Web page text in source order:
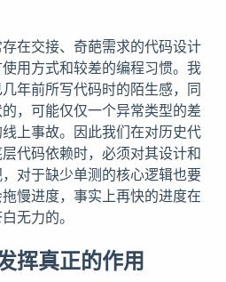
在交接、奇葩需求的代码设计
用方式和较差的编程习惯。我
年前所写代码时的陌生感，同
，可能仅仅一个异常类型的差
上事故。因此我们在对历史代
代码依赖时，必须对其设计和
对于缺少单测的核心逻辑也要
慢进度，事实上再快的进度在
无力的。
挥真正的作用